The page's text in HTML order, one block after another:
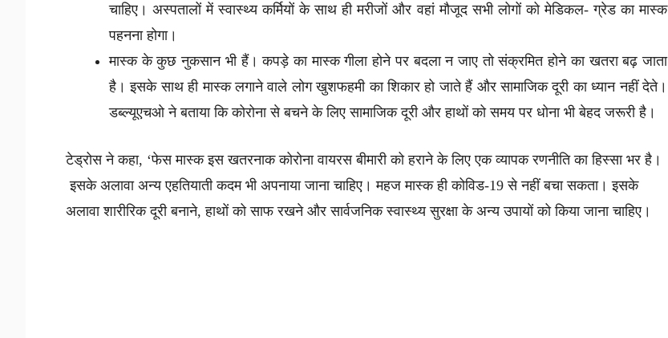
चाहिए। अस्पतालों में स्वास्थ्य कर्मियों के साथ ही मरीजों और वहां मौजूद सभी लोगों को मेडिकल- ग्रेड का मास्क
पहनना होगा।
मास्क के कुछ नुकसान भी हैं। कपड़े का मास्क गीला होने पर बदला न जाए तो संक्रमित होने का खतरा बढ़ जाता
है। इसके साथ ही मास्क लगाने वाले लोग खुशफहमी का शिकार हो जाते हैं और सामाजिक दूरी का ध्यान नहीं देते।
डब्ल्यूएचओ ने बताया कि कोरोना से बचने के लिए सामाजिक दूरी और हाथों को समय पर धोना भी बेहद जरूरी है।
टेड्रोस ने कहा, ‘फेस मास्क इस खतरनाक कोरोना वायरस बीमारी को हराने के लिए एक व्यापक रणनीति का हिस्सा भर है।
इसके अलावा अन्य एहतियाती कदम भी अपनाया जाना चाहिए। महज मास्क ही कोविड-19 से नहीं बचा सकता। इसके
अलावा शारीरिक दूरी बनाने, हाथों को साफ रखने और सार्वजनिक स्वास्थ्य सुरक्षा के अन्य उपायों को किया जाना चाहिए।